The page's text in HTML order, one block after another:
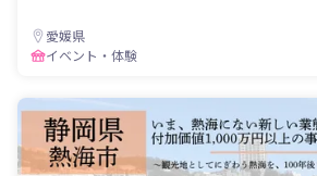
愛媛県
イベント・体験